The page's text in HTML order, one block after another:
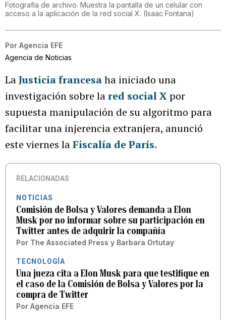
Fotografía de archivo. Muestra la pantalla de un celular con
acceso a la aplicación de la red social X. (Isaac Fontana)
Por Agencia EFE
Agencia de Noticias
LaJusticia francesaha iniciado una
investigación sobre lared social Xpor
supuesta manipulación de su algoritmo para
facilitar una injerencia extranjera, anunció
este viernes laFiscalía de París.
RELACIONADAS
NOTICIAS
Comisión de Bolsa y Valores demanda a Elon
Musk por no informar sobre su participación en
Twitter antes de adquirir la compañía
Por The Associated Press y Barbara Ortutay
TECNOLOGÍA
Una jueza cita a Elon Musk para que testifique en
el caso de la Comisión de Bolsa y Valores por la
compra de Twitter
Por Agencia EFE